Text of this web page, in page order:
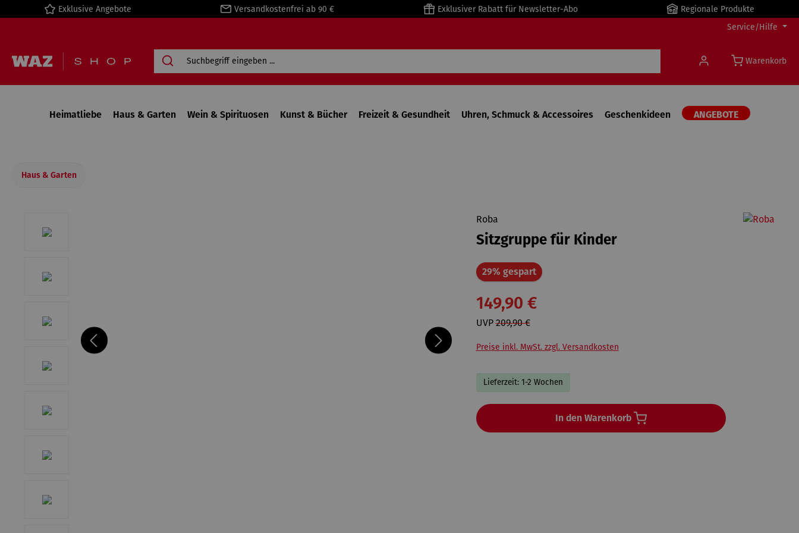
Zur Hauptnavigation springen
Exklusive Angebote Versandkostenfrei ab 90 € Exklusiver Rabatt für Newsletter-Abo
Regionale Produkte
Service/Hilfe
Warenkorb
Heimatliebe Haus & Garten Wein & Spirituosen Kunst & Bücher Freizeit & Gesundheit Uhren, Schmuck & Accessoires Geschenkideen ANGEBOTE
Haus & Garten
Roba
Sitzgruppe für Kinder
29% gespartRabatt
149,90 €
UVP209,90 €
Preise inkl. MwSt. zzgl. Versandkosten
Lieferzeit: 1-2 Wochen
In den Warenkorb